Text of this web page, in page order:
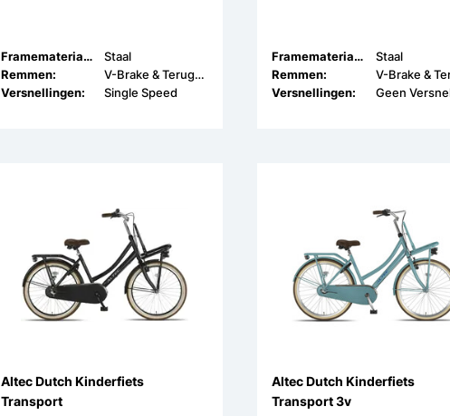
Framemateriaal:
Staal
Remmen:
V-Brake & Terugtrap
Versnellingen:
Single Speed
Framemateriaal:
Staal
Remmen:
Versnellingen:
Altec Dutch Kinderfiets
Transport
Altec Dutch Kinderfiets
Transport 3v